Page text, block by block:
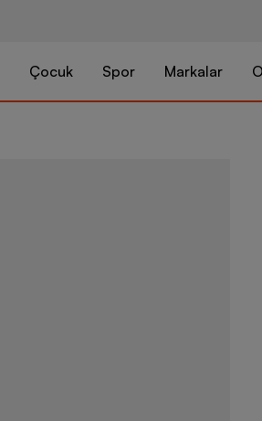
Çocuk Spor Markalar
Nike Motiva